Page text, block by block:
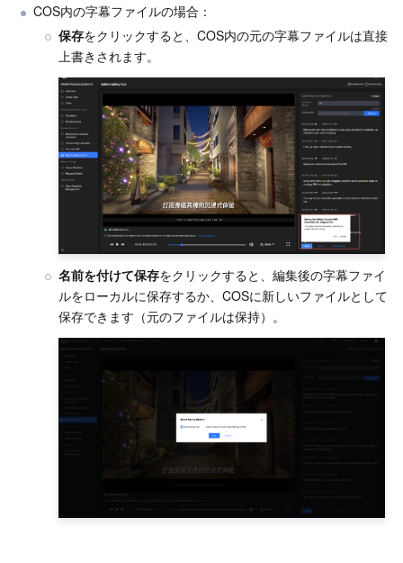
COS内の字幕ファイルの場合：
保存をクリックすると、COS内の元の字幕ファイルは直接
上書きされます。
名前を付けて保存をクリックすると、編集後の字幕ファイ
ルをローカルに保存するか、COSに新しいファイルとして
保存できます（元のファイルは保持）。